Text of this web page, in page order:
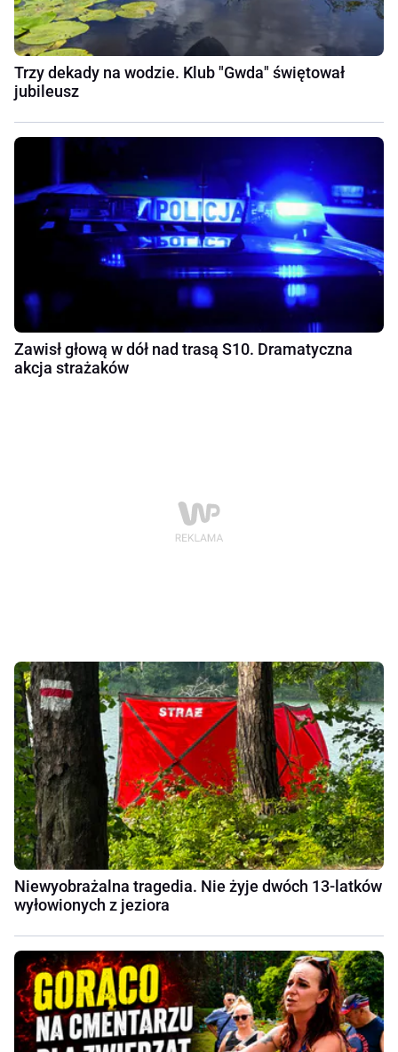
Trzy dekady na wodzie. Klub "Gwda" świętował
jubileusz
Zawisł głową w dół nad trasą S10. Dramatyczna
akcja strażaków
Niewyobrażalna tragedia. Nie żyje dwóch 13-latków
wyłowionych z jeziora